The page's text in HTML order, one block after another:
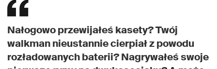
Nałogowo przewijałeś kasety? Twój
walkman nieustannie cierpiał z powodu
rozładowanych baterii? Nagrywałeś swoje